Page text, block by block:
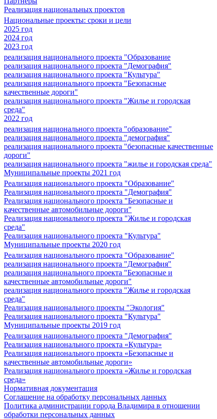
Реализация национальных проектов
Национальные проекты: сроки и цели
2025 год
2024 год
2023 год
реализация национального проекта "Образование
реализация национального проекта "Демография"
реализация национального проекта "Культура"
реализация национального проекта "Безопасные
качественные дороги"
реализация национального проекта "Жилье и городская
среда"
2022 год
реализация национального проекта "образование"
реализация национального проекта "демография"
реализация национального проекта "безопасные качественные
дороги"
реализация национального проекта "жилье и городская среда"
Муниципальные проекты 2021 год
Реализация национального проекта "Образование"
Реализация национального проекта "Демография"
Реализация национального проекта "Безопасные и
качественные автомобильные дороги"
Реализация национального проекта "Жилье и городская
среда"
Реализация национального проекта "Культура"
Муниципальные проекты 2020 год
Реализация национального проекта "Образование"
реализация национального проекта "Демография"
реализация национального проекта "Безопасные и
качественные автомобильные дороги"
реализация национального проекта "Жилье и городская
среда"
Реализация национального проекты "Экология"
Реализация национального проекта "Культура"
Муниципальные проекты 2019 год
Реализация национального проекта "Демография"
Реализация национального проекта «Культура»
Реализация национального проекта «Безопасные и
качественные автомобильные дороги»
Реализация национального проекта «Жилье и городская
среда»
Нормативная документация
Соглашение на обработку персональных данных
Политика администрации города Владимира в отношении
обработки персональных данных